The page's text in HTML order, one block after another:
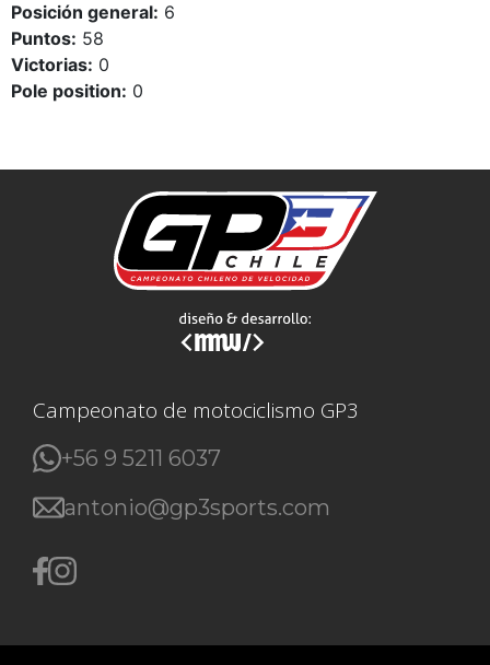
Posición general: 6
Puntos: 58
Victorias: 0
Pole position: 0
Campeonato de motociclismo GP3
+56 9 5211 6037
antonio@gp3sports.com